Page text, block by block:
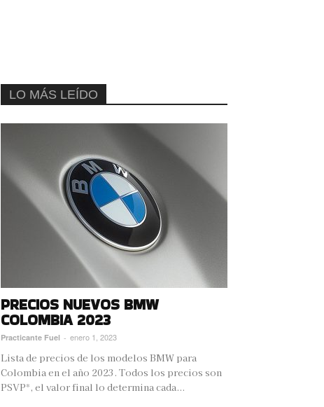
LO MÁS LEÍDO
PRECIOS NUEVOS BMW
COLOMBIA 2023
Practicante Fuel - enero 1, 2023
Lista de precios de los modelos BMW para
Colombia en el año 2023. Todos los precios son
PSVP*, el valor final lo determina cada...